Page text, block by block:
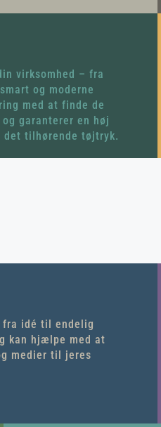
virksomhed – fra
og moderne
med at finde de
garanterer en høj
tilhørende tøjtryk.
fra idé til endelig
kan hjælpe med at
medier til jeres